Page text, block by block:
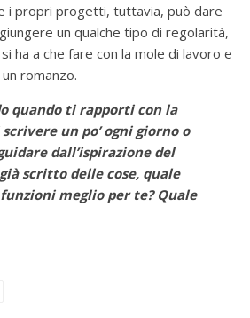
i propri progetti, tuttavia, può dare
un qualche tipo di regolarità,
ha a che fare con la mole di lavoro e
romanzo.
quando ti rapporti con la
un po’ ogni giorno o
dall’ispirazione del
scritto delle cose, quale
meglio per te? Quale